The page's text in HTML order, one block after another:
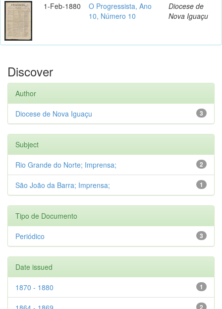
1-Feb-1880
O Progressista, Ano
10, Número 10
Diocese de
Nova Iguaçu
Discover
Author
3
Diocese de Nova Iguaçu
Subject
2
Rio Grande do Norte; Imprensa;
1
São João da Barra; Imprensa;
Tipo de Documento
3
Periódico
Date issued
1
1870 - 1880
2